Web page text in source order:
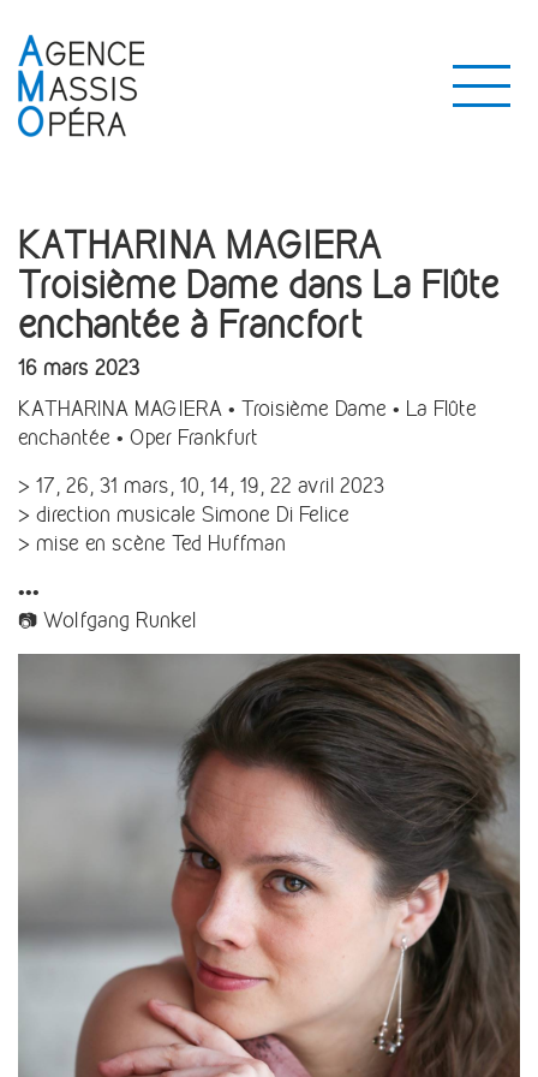
KATHARINA MAGIERA
Troisième Dame dans La Flûte
enchantée à Francfort
16 mars 2023
KATHARINA MAGIERA • Troisième Dame • La Flûte
enchantée • Oper Frankfurt
> 17, 26, 31 mars, 10, 14, 19, 22 avril 2023
> direction musicale Simone Di Felice
> mise en scène Ted Huffman
•••
📷 Wolfgang Runkel